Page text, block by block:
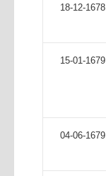
18-12-1678
15-01-1679
04-06-1679